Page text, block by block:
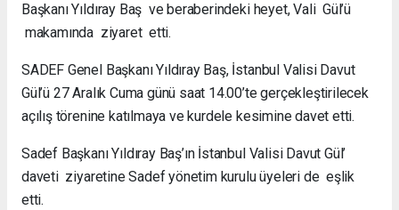
Başkanı Yıldıray Baş ve beraberindeki heyet, Vali Gül’ü
makamında ziyaret etti.
SADEF Genel Başkanı Yıldıray Baş, İstanbul Valisi Davut
Gül’ü 27 Aralık Cuma günü saat 14.00’te gerçekleştirilecek
açılış törenine katılmaya ve kurdele kesimine davet etti.
Sadef Başkanı Yıldıray Baş’ın İstanbul Valisi Davut Gül’
daveti ziyaretine Sadef yönetim kurulu üyeleri de eşlik
etti.